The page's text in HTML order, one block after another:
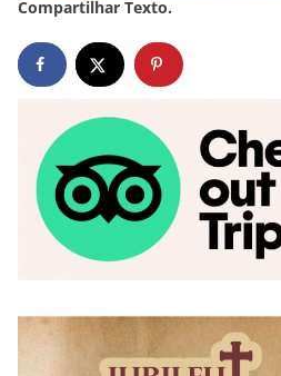
Compartilhar Texto.